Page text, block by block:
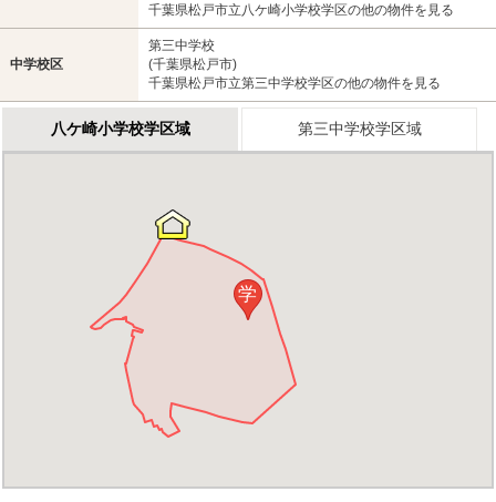
千葉県松戸市立八ケ崎小学校学区の他の物件を見る
中学校区
第三中学校
(千葉県松戸市)
千葉県松戸市立第三中学校学区の他の物件を見る
八ケ崎小学校学区域 第三中学校学区域
学